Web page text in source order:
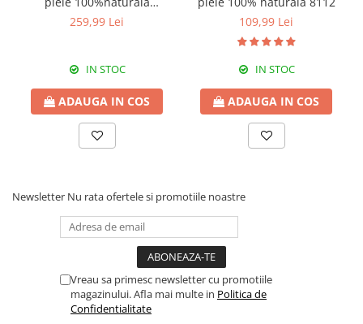
Italia,8246,negru
259,99 Lei
IN STOC
ADAUGA IN COS
109,99 Lei
IN STOC
ADAUGA IN COS
Newsletter Nu rata ofertele si promotiile noastre
Vreau sa primesc newsletter cu promotiile
magazinului. Afla mai multe in Politica de
Confidentialitate